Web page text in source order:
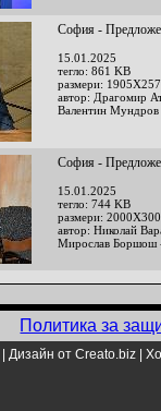
София -
15.01.2025
тегло: 861 KB
размери:
автор: Драгомир
Валентин Мундров
София -
15.01.2025
тегло: 744 KB
размери:
автор: Николай
Мирослав Боршош
Политика за
Дизайн от Creato.biz